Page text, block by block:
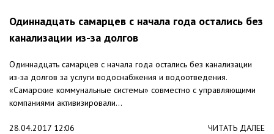
Одиннадцать самарцев с начала года остались без
канализации из-за долгов
Одиннадцать самарцев с начала года остались без канализации
из-за долгов за услуги водоснабжения и водоотведения.
«Самарские коммунальные системы» совместно с управляющими
компаниями активизировали...
28.04.2017 12:06 ЧИТАТЬ ДАЛЕЕ